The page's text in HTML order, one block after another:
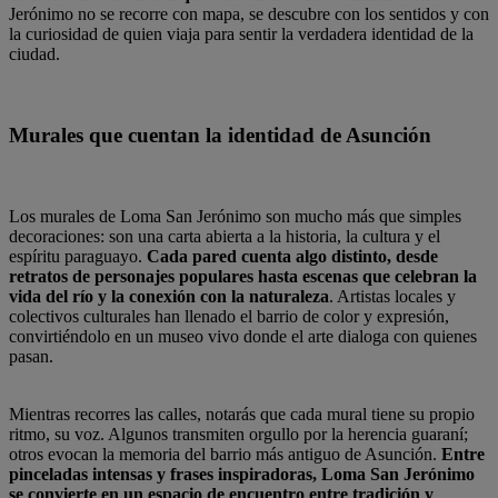
Jerónimo no se recorre con mapa, se descubre con los sentidos y con
la curiosidad de quien viaja para sentir la verdadera identidad de la
ciudad.
Murales que cuentan la identidad de Asunción
Los murales de Loma San Jerónimo son mucho más que simples
decoraciones: son una carta abierta a la historia, la cultura y el
espíritu paraguayo. Cada pared cuenta algo distinto, desde
retratos de personajes populares hasta escenas que celebran la
vida del río y la conexión con la naturaleza. Artistas locales y
colectivos culturales han llenado el barrio de color y expresión,
convirtiéndolo en un museo vivo donde el arte dialoga con quienes
pasan.
Mientras recorres las calles, notarás que cada mural tiene su propio
ritmo, su voz. Algunos transmiten orgullo por la herencia guaraní;
otros evocan la memoria del barrio más antiguo de Asunción. Entre
pinceladas intensas y frases inspiradoras, Loma San Jerónimo
se convierte en un espacio de encuentro entre tradición y